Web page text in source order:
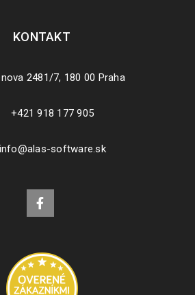
KONTAKT
2481/7, 180 00 Praha
+421 918 177 905
info@alas-software.sk